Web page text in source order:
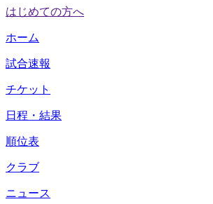
はじめての方へ
ホーム
試合速報
チケット
日程・結果
順位表
クラブ
ニュース